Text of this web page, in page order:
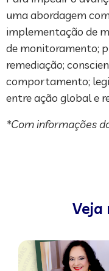
uma abordagem
implementação de
de monitoramento;
remediação;
comportamento;
entre ação global e
*Com informações
Veja